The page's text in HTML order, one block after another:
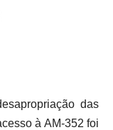
das
à AM-352 foi